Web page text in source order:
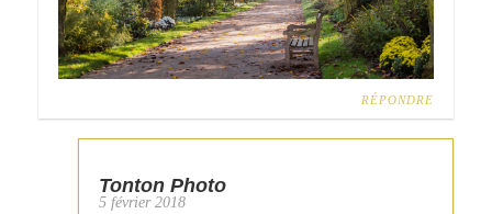
RÉPONDRE
Tonton Photo
5 février 2018